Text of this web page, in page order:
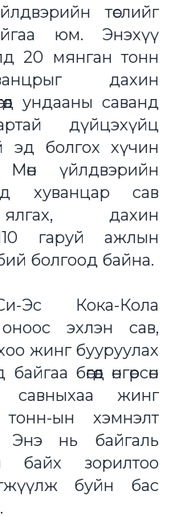
төслийг
юм. Энэхүү
20 мянган тонн
дахин
ундааны саванд
дүйцэхүйц
эд болгох хүчин
үйлдвэрийн
хуванцар сав
дахин
гаруй ажлын
болгоод байна.
Эс Кока-Кола
эхлэн сав,
жинг бууруулах
бөгөөд өнгөрсөн
савныхаа жинг
ын хэмнэлт
Энэ нь байгаль
байх зорилтоо
буйн бас